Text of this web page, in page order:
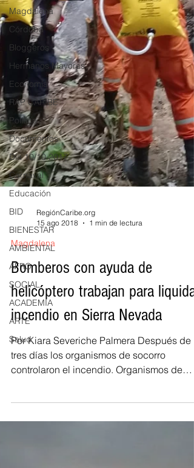
Magdalena
Córdoba
Bloggeros
Hermanos Mayores
Economía
RAP CARIBE
Política
Documentos
Día 10/10 2017
Carnaval
Educación
BID
BIENESTAR
AMBIENTAL
AFRO
SOCIAL
ACADEMIA
ARTE
Salud
RegiónCaribe.org
15 ago 2018
Magdalena
Bomberos con ayuda de
helicóptero trabajan para liquidar
incendio en Sierra Nevada
Por Kiara Severiche Palmera Después de
tres días los organismos de socorro
socorro durante las...